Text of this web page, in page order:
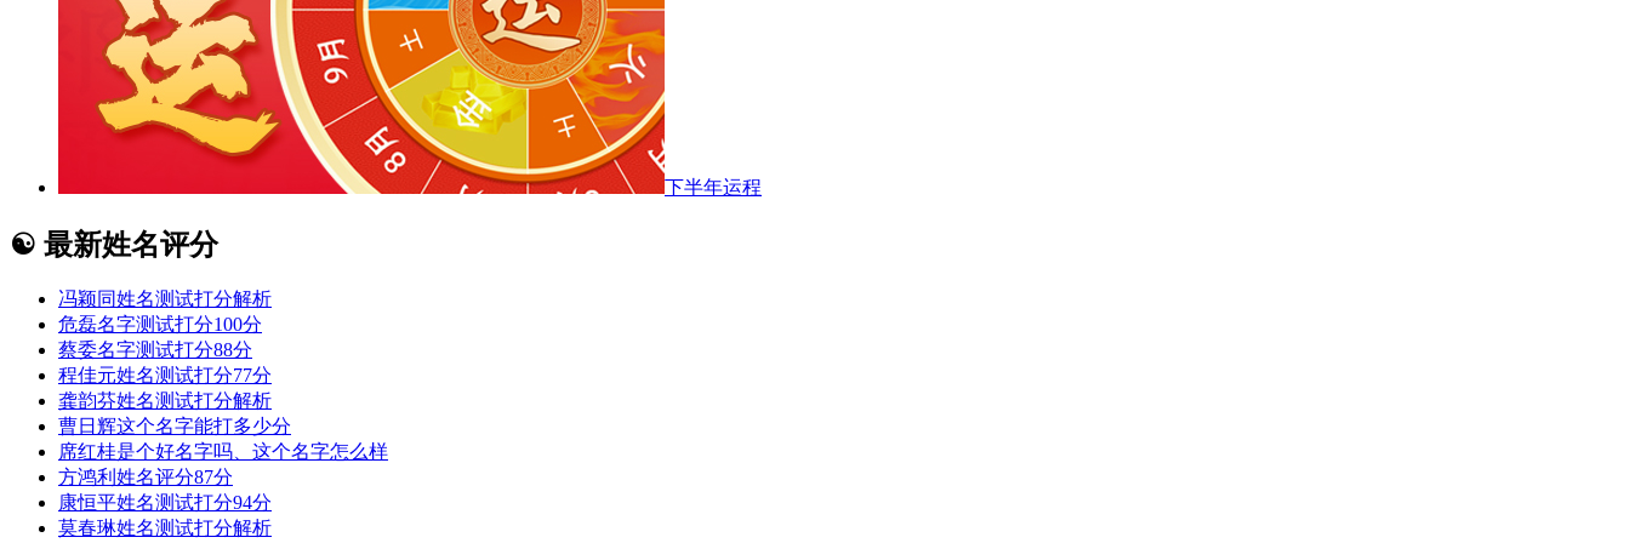
下半年运程
☯ 最新姓名评分
冯颖同姓名测试打分解析
危磊名字测试打分100分
蔡委名字测试打分88分
程佳元姓名测试打分77分
龚韵芬姓名测试打分解析
曹日辉这个名字能打多少分
席红桂是个好名字吗、这个名字怎么样
方鸿利姓名评分87分
康恒平姓名测试打分94分
莫春琳姓名测试打分解析